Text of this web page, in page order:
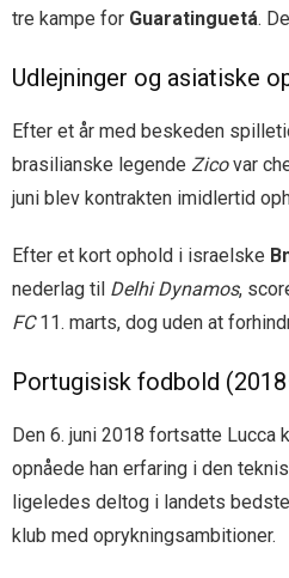
tre kampe for Guaratinguetá.
Udlejninger og asiatiske
Efter et år med beskeden
brasilianske legende Zicovar
juni blev kontrakten imidlertid
Efter et kort ophold i israelske
nederlag til Delhi Dynamos,
FC11. marts, dog uden at
Portugisisk fodbold
Den 6. juni 2018 fortsatte Lucca
opnåede han erfaring i den
ligeledes deltog i landets
klub med oprykningsambitioner.